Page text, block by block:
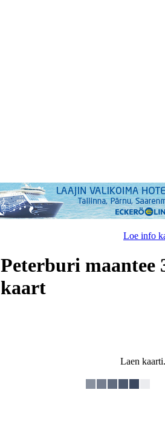
Loe info
Peterburi maantee
kaart
Laen